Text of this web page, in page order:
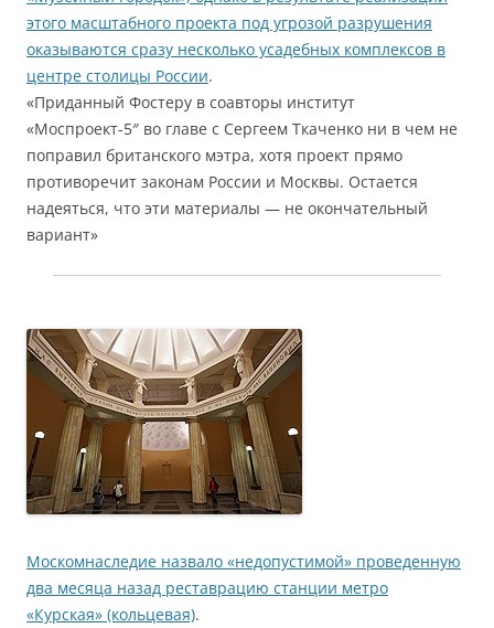
этого масштабного проекта под угрозой разрушения
оказываются сразу несколько усадебных комплексов в
центре столицы России.
«Приданный Фостеру в соавторы институт
«Моспроект-5″ во главе с Сергеем Ткаченко ни в чем не
поправил британского мэтра, хотя проект прямо
противоречит законам России и Москвы. Остается
надеяться, что эти материалы — не окончательный
вариант»
Москомнаследие назвало «недопустимой» проведенную
два месяца назад реставрацию станции метро
«Курская» (кольцевая).